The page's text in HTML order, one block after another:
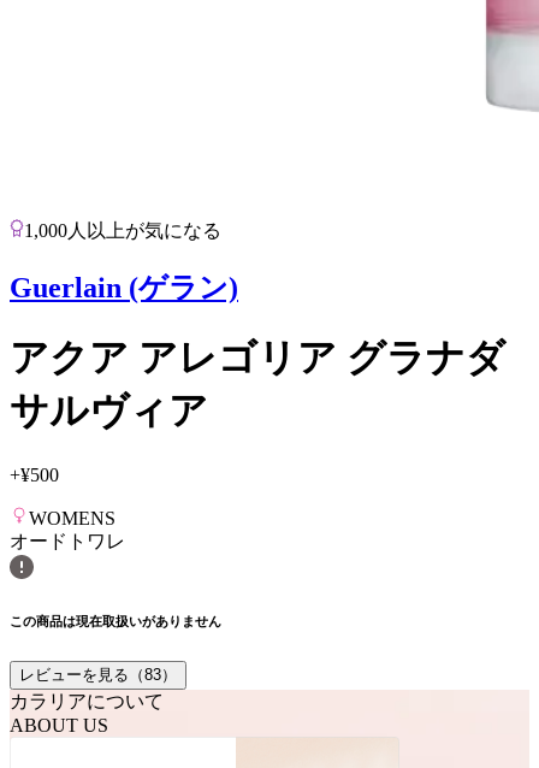
1,000人以上が気になる
Guerlain (ゲラン)
アクア アレゴリア グラナダ
サルヴィア
+¥500
WOMENS
オードトワレ
この商品は現在取扱いがありません
レビューを見る（83）
カラリアについて
ABOUT US